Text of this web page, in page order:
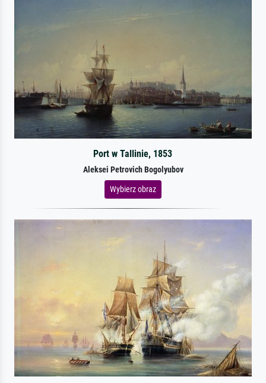
Port w Tallinie, 1853
Aleksei Petrovich Bogolyubov
Wybierz obraz